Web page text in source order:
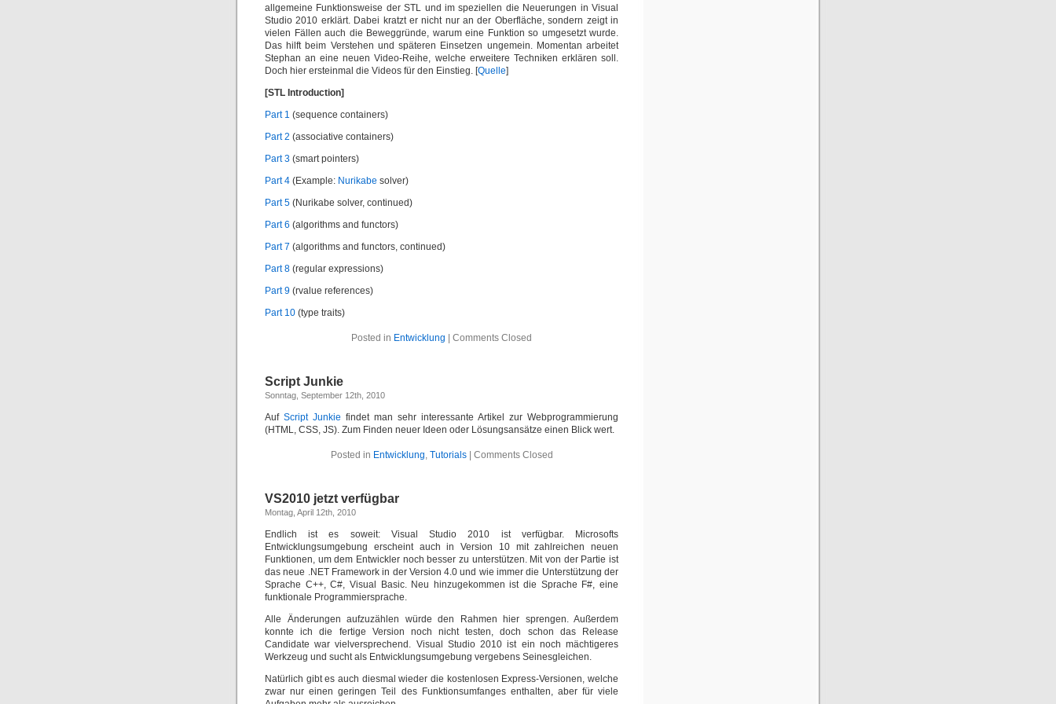
allgemeine Funktionsweise der STL und im speziellen die Neuerungen in Visual
Studio 2010 erklärt. Dabei kratzt er nicht nur an der Oberfläche, sondern zeigt in
vielen Fällen auch die Beweggründe, warum eine Funktion so umgesetzt wurde.
Das hilft beim Verstehen und späteren Einsetzen ungemein. Momentan arbeitet
Stephan an eine neuen Video-Reihe, welche erweitere Techniken erklären soll.
Doch hier ersteinmal die Videos für den Einstieg. [Quelle]
[STL Introduction]
Part 1 (sequence containers)
Part 2 (associative containers)
Part 3 (smart pointers)
Part 4 (Example: Nurikabe solver)
Part 5 (Nurikabe solver, continued)
Part 6 (algorithms and functors)
Part 7 (algorithms and functors, continued)
Part 8 (regular expressions)
Part 9 (rvalue references)
Part 10 (type traits)
Posted in Entwicklung Comments Closed
Script Junkie
Sonntag, September 12th, 2010
Auf Script Junkie findet man sehr interessante Artikel zur Webprogrammierung
(HTML, CSS, JS). Zum Finden neuer Ideen oder Lösungsansätze einen Blick wert.
Posted in Entwicklung, Tutorials| Comments Closed
VS2010 jetzt verfügbar
Montag, April 12th, 2010
Endlich ist es soweit: Visual Studio 2010 ist verfügbar. Microsofts
Entwicklungsumgebung erscheint auch in Version 10 mit zahlreichen neuen
Funktionen, um dem Entwickler noch besser zu unterstützen. Mit von der Partie ist
das neue .NET Framework in der Version 4.0 und wie immer die Unterstützung der
Sprache C++, C#, Visual Basic. Neu hinzugekommen ist die Sprache F#, eine
funktionale Programmiersprache.
Alle Änderungen aufzuzählen würde den Rahmen hier sprengen. Außerdem
konnte ich die fertige Version noch nicht testen, doch schon das Release
Candidate war vielversprechend. Visual Studio 2010 ist ein noch mächtigeres
Werkzeug und sucht als Entwicklungsumgebung vergebens Seinesgleichen.
Natürlich gibt es auch diesmal wieder die kostenlosen Express-Versionen, welche
zwar nur einen geringen Teil des Funktionsumfanges enthalten, aber für viele